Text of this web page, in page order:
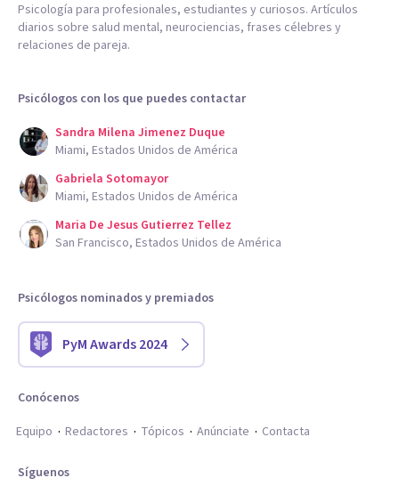
Psicología para profesionales, estudiantes y curiosos. Artículos
diarios sobre salud mental, neurociencias, frases célebres y
relaciones de pareja.
Psicólogos con los que puedes contactar
Sandra Milena Jimenez Duque
Miami, Estados Unidos de América
Gabriela Sotomayor
Miami, Estados Unidos de América
Maria De Jesus Gutierrez Tellez
San Francisco, Estados Unidos de América
Psicólogos nominados y premiados
PyM Awards 2024
Conócenos
Equipo
Redactores Tópicos Anúnciate Contacta
Síguenos